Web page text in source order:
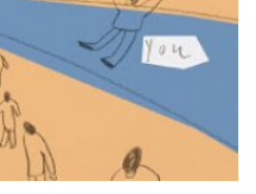
LINE EMAIL